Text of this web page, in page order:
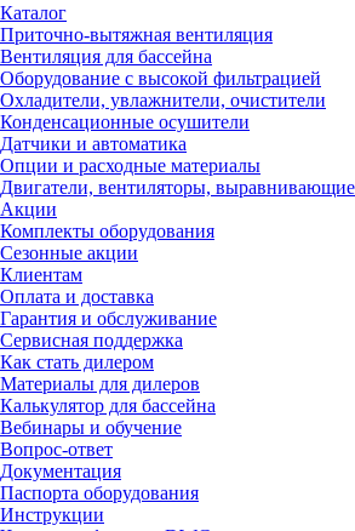
Каталог
Приточно-вытяжная вентиляция
Вентиляция для бассейна
Оборудование с высокой фильтрацией
Охладители, увлажнители, очистители
Конденсационные осушители
Датчики и автоматика
Опции и расходные материалы
Двигатели, вентиляторы,
Акции
Комплекты оборудования
Сезонные акции
Клиентам
Оплата и доставка
Гарантия и обслуживание
Сервисная поддержка
Как стать дилером
Материалы для дилеров
Калькулятор для бассейна
Вебинары и обучение
Вопрос-ответ
Документация
Паспорта оборудования
Инструкции